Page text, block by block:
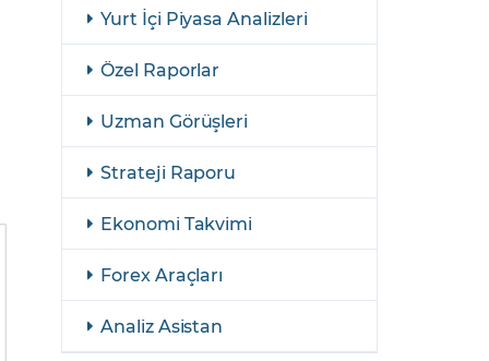
Yasal Bildirimler
GCM Borsa Trader Eğitim Videoları
Yurt İçi Piyasa Analizleri
Özel Raporlar
Uzman Görüşleri
Strateji Raporu
Ekonomi Takvimi
Forex Araçları
Analiz Asistan